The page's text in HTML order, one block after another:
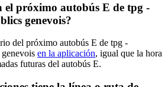
el próximo autobús E de tpg -
genevois?
del próximo autobús E de tpg -
en la aplicación, igual que la hora
futuras del autobús E.